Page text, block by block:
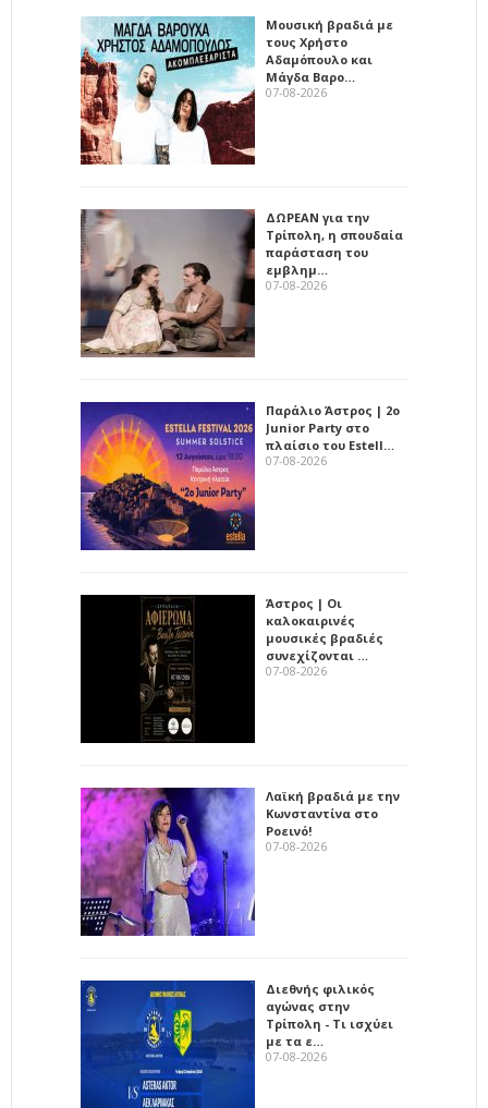
Μουσική βραδιά με
τους Χρήστο
Αδαμόπουλο και
Μάγδα Βαρο…
07-08-2026
ΔΩΡΕΑΝ για την
Τρίπολη, η σπουδαία
παράσταση του
εμβλημ…
07-08-2026
Παράλιο Άστρος | 2ο
Junior Party στο
πλαίσιο του Estell…
07-08-2026
Άστρος | Οι
καλοκαιρινές
μουσικές βραδιές
συνεχίζονται …
07-08-2026
Λαϊκή βραδιά με την
Κωνσταντίνα στο
Ροεινό!
07-08-2026
Διεθνής φιλικός
αγώνας στην
Τρίπολη - Τι ισχύει
με τα ε…
07-08-2026